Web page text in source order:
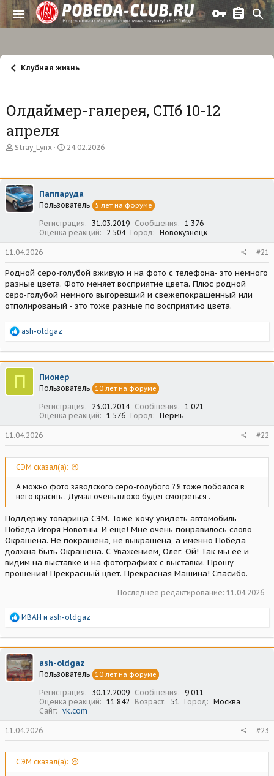
Клубная жизнь
Олдаймер-галерея, СПб 10-12
апреля
А
о
р
т
е
Stray_Lynx
Д
а
а
ч
л
а
24.02.2026
Паппаруда
Пользователь 5 лет на форуме
Регистрация 31.03.2019 Сообщения
1 376
Оценка реакций
2 504 Город Новокузнецк
11.04.2026 #21
Родной серо-голубой вживую и на фото с телефона- это немного
разные цвета. Фото меняет восприятие цвета. Плюс родной
серо-голубой немного выгоревший и свежепокрашенный или
отполированый - это тоже разные по восприятию цвета.
Р
а
к
ц
и
и
ash-oldgaz
П Пионер
Пользователь 10 лет на форуме
Регистрация 23.01.2014 Сообщения
1 021
Оценка реакций
1 576 Город Пермь
11.04.2026 #22
СЭМ сказал(а):
А можно фото заводского серо-голубого ? Я тоже побоялся в
него красить . Думал очень плохо будет смотреться .
Поддержу товарища СЭМ. Тоже хочу увидеть автомобиль
Победа Игоря Новотны. И ещё! Мне очень понравилось слово
Окрашена. Не покрашена, не выкрашена, а именно Победа
должна быть Окрашена. С Уважением, Олег. Ой! Так мы её и
видим на выставке и на фотографиях с выставки. Прошу
прощения! Прекрасный цвет. Прекрасная Машина! Спасибо.
Последнее редактирование: 11.04.2026
Р
а
к
ц
и
и
ИВАН и ash-oldgaz
ash-oldgaz
Пользователь 10 лет на форуме
Регистрация 30.12.2009 Сообщения
9 011
Оценка реакций
11 842 Возраст 51 Город
Москва
Сайт
vk.com
11.04.2026 #23
СЭМ сказал(а):